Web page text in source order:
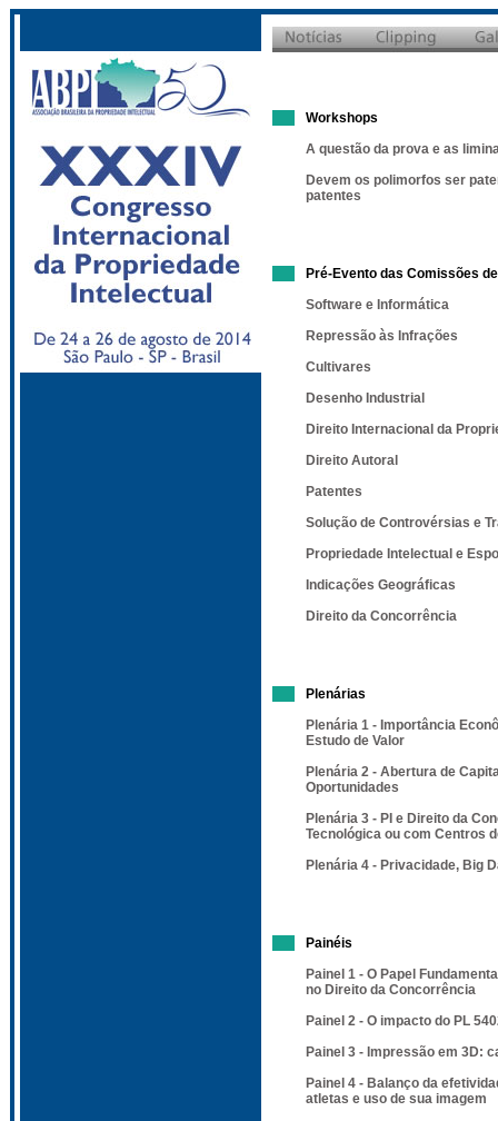
Workshops
A questão da prova e as
Devem os polimorfos ser
patentes
Pré-Evento das Comissões
Software e Informática
Repressão às Infrações
Cultivares
Desenho Industrial
Direito Internacional da
Direito Autoral
Patentes
Solução de Controvérsias e
Propriedade Intelectual e
Indicações Geográficas
Direito da Concorrência
Plenárias
Plenária 1 - Importância
Estudo de Valor
Plenária 2 - Abertura de
Oportunidades
Plenária 3 - PI e Direito da
Tecnológica ou com Centros
Plenária 4 - Privacidade, Big
Painéis
Painel 1 - O Papel
no Direito da Concorrência
Painel 2 - O impacto do PL
Painel 3 - Impressão em 3D:
Painel 4 - Balanço da
atletas e uso de sua imagem